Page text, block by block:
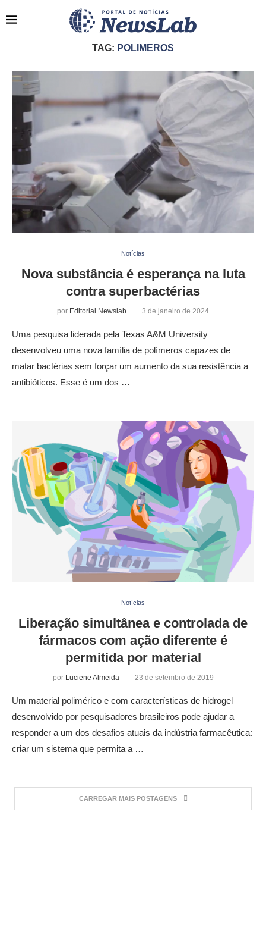
TAG: POLIMEROS
Notícias
Nova substância é esperança na luta
contra superbactérias
por Editorial Newslab 3 de janeiro de 2024
Uma pesquisa liderada pela Texas A&M University
desenvolveu uma nova família de polímeros capazes de
matar bactérias sem forçar um aumento da sua resistência a
antibióticos. Esse é um dos …
Notícias
Liberação simultânea e controlada de
fármacos com ação diferente é
permitida por material
por Luciene Almeida 23 de setembro de 2019
Um material polimérico e com características de hidrogel
desenvolvido por pesquisadores brasileiros pode ajudar a
responder a um dos desafios atuais da indústria farmacêutica:
criar um sistema que permita a …
CARREGAR MAIS POSTAGENS